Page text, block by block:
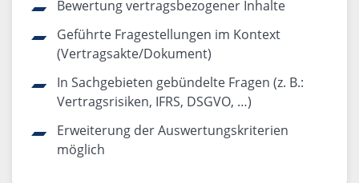
Bewertung vertragsbezogener Inhalte
Geführte Fragestellungen im Kontext
(Vertragsakte/Dokument)
In Sachgebieten gebündelte Fragen (z. B.:
Vertragsrisiken, IFRS, DSGVO, …)
Erweiterung der Auswertungskriterien
möglich